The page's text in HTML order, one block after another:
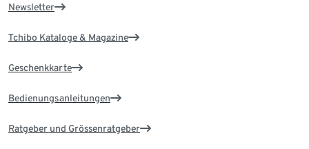
Newsletter
Tchibo Kataloge & Magazine
Geschenkkarte
Bedienungsanleitungen
Ratgeber und Grössenratgeber